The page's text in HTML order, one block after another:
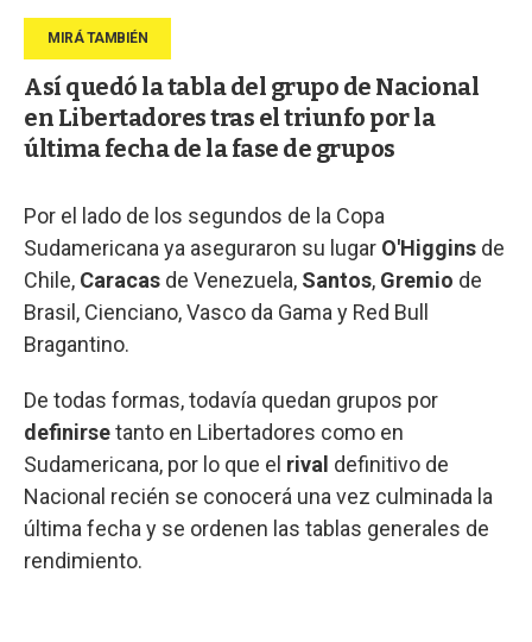
Así quedó la tabla del grupo de Nacional
en Libertadores tras el triunfo por la
última fecha de la fase de grupos
Por el lado de los segundos de la Copa
Sudamericana ya aseguraron su lugar O'Higgins de
Chile, Caracas de Venezuela, Santos, Gremio de
Brasil, Cienciano, Vasco da Gama y Red Bull
Bragantino.
De todas formas, todavía quedan grupos por
definirsetanto en Libertadores como en
Sudamericana, por lo que el rival definitivo de
Nacional recién se conocerá una vez culminada la
última fecha y se ordenen las tablas generales de
rendimiento.